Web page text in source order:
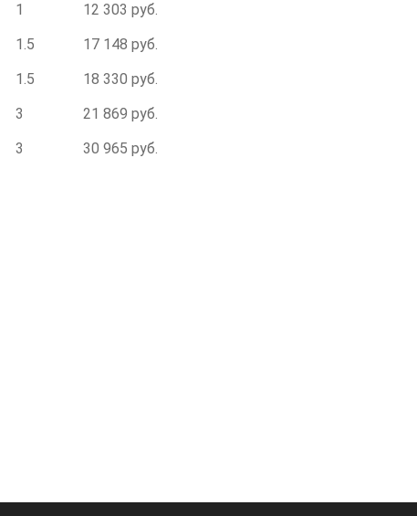
1
12 303 руб.
1.5
17 148 руб.
1.5
18 330 руб.
3
21 869 руб.
3 30 965 руб.